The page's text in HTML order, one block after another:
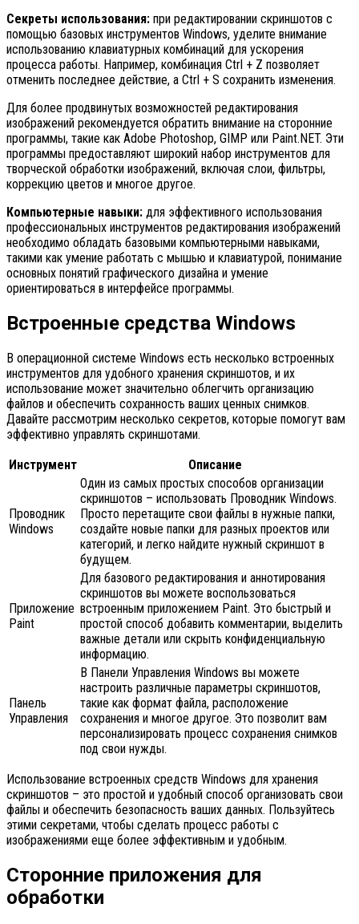
Секреты использования: при редактировании скриншотов с
помощью базовых инструментов Windows, уделите внимание
использованию клавиатурных комбинаций для ускорения
процесса работы. Например, комбинация Ctrl + Z позволяет
отменить последнее действие, а Ctrl + S сохранить изменения.
Для более продвинутых возможностей редактирования
изображений рекомендуется обратить внимание на сторонние
программы, такие как Adobe Photoshop, GIMP или Paint.NET. Эти
программы предоставляют широкий набор инструментов для
творческой обработки изображений, включая слои, фильтры,
коррекцию цветов и многое другое.
Компьютерные навыки: для эффективного использования
профессиональных инструментов редактирования изображений
необходимо обладать базовыми компьютерными навыками,
такими как умение работать с мышью и клавиатурой, понимание
основных понятий графического дизайна и умение
ориентироваться в интерфейсе программы.
Встроенные средства Windows
В операционной системе Windows есть несколько встроенных
инструментов для удобного хранения скриншотов, и их
использование может значительно облегчить организацию
файлов и обеспечить сохранность ваших ценных снимков.
Давайте рассмотрим несколько секретов, которые помогут вам
эффективно управлять скриншотами.
Инструмент
Описание
Проводник
Windows
Один из самых простых способов организации
скриншотов – использовать Проводник Windows.
Просто перетащите свои файлы в нужные папки,
создайте новые папки для разных проектов или
категорий, и легко найдите нужный скриншот в
будущем.
Приложение
Paint
Для базового редактирования и аннотирования
скриншотов вы можете воспользоваться
встроенным приложением Paint. Это быстрый и
простой способ добавить комментарии, выделить
важные детали или скрыть конфиденциальную
информацию.
Панель
Управления
В Панели Управления Windows вы можете
настроить различные параметры скриншотов,
такие как формат файла, расположение
сохранения и многое другое. Это позволит вам
персонализировать процесс сохранения снимков
под свои нужды.
Использование встроенных средств Windows для хранения
скриншотов – это простой и удобный способ организовать свои
файлы и обеспечить безопасность ваших данных. Пользуйтесь
этими секретами, чтобы сделать процесс работы с
изображениями еще более эффективным и удобным.
Сторонние приложения для
обработки